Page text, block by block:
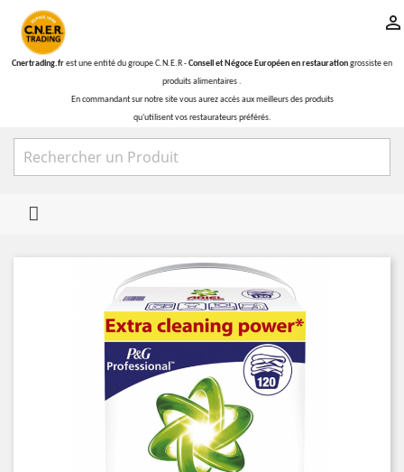

Cnertrading.frest une entité du groupe C.N.E.R -Conseil et Négoce Européen en restaurationgrossiste en
produits alimentaires .
En commandant sur notre site vous aurez accès aux meilleurs des produits
qu'utilisent vos restaurateurs préférés.